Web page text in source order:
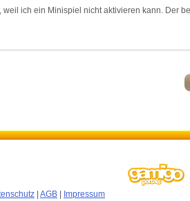
ich ein Minispiel nicht aktivieren kann. Der
wurde behoben, sollten Sie die Karten im
AGB Impressum